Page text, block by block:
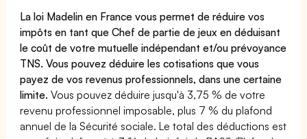
La loi Madelin en France vous permet de réduire vos
impôts en tant que Chef de partie de jeux en déduisant
le coût de votre mutuelle indépendant et/ou prévoyance
TNS. Vous pouvez déduire les cotisations que vous
payez de vos revenus professionnels, dans une certaine
limite.Vous pouvez déduire jusqu'à 3,75 % de votre
revenu professionnel imposable, plus 7 % du plafond
annuel de la Sécurité sociale. Le total des déductions est